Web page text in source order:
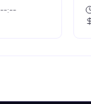
--:--